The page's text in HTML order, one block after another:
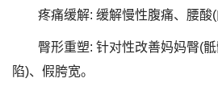
疼痛缓解: 缓解慢性腹痛、腰酸(
臀形重塑: 针对性改善妈妈臀(
陷)、假胯宽。